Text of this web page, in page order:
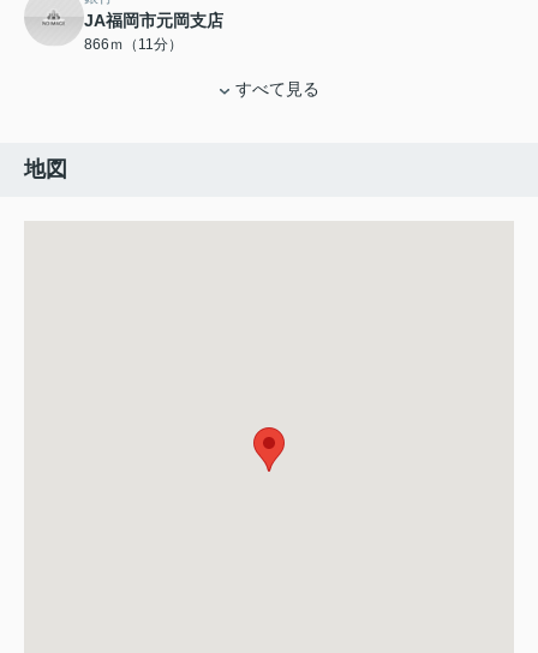
JA福岡市元岡支店
866ｍ（11分）
すべて見る
地図